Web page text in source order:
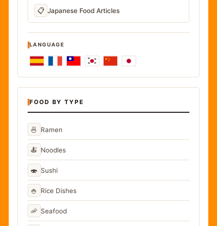
📋 Japanese Food Articles
LANGUAGE
FOOD BY TYPE
🍜 Ramen
🍝 Noodles
🍣 Sushi
🍚 Rice Dishes
🦐 Seafood